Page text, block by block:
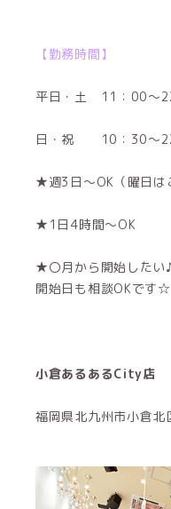
【勤務時間】
平日・土 11：00～
日・祝 10：30～
★週3日～OK（曜日は
★1日4時間～OK
★〇月から開始した
開始日も相談OKです☆
小倉あるあるCity店
福岡県北九州市小倉